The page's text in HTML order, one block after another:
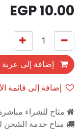
10.00
إضافة إلى
إضافة إلى قائمة
متاح للشراء
متاح خدمة الشحن للمنتج